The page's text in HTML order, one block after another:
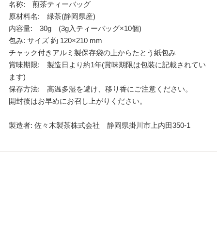
名称: 煎茶ティーバッグ
原材料名: 緑茶(静岡県産)
内容量: 30g (3g入ティーバッグ×10個)
包み: サイズ 約 120×210 mm
チャック付きアルミ製保存袋の上からたとう紙包み
賞味期限: 製造日より約1年(賞味期限は包装に記載されてい
ます)
保存方法: 高温多湿を避け、移り香にご注意ください。
開封後はお早めにお召し上がりください。
製造者: 佐々木製茶株式会社 静岡県掛川市上内田350-1